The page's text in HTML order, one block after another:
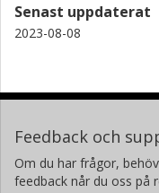
Senast uppdaterat
2023-08-08
Feedback och
Om du har frågor,
feedback når du oss på